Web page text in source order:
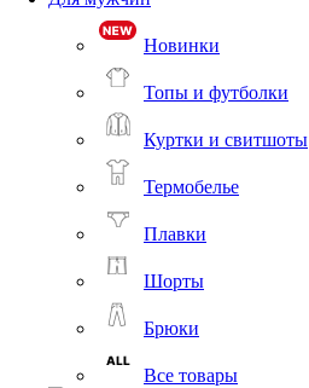
Новинки
Топы и футболки
Куртки и свитшоты
Термобелье
Плавки
Шорты
Брюки
Все товары